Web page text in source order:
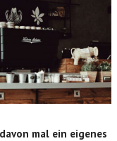
mal ein eigenes